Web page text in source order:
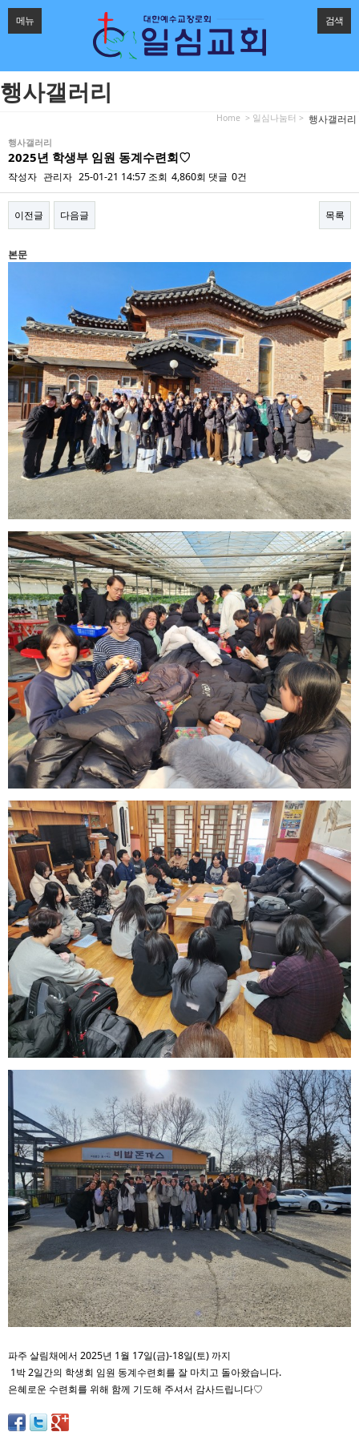
메뉴 검색
행사갤러리
행사갤러리
> 일심나눔터 >
Home
행사갤러리
2025년 학생부 임원 동계수련회♡
작성자 관리자 25-01-21 14:57 조회 4,860회 댓글 0건
이전글 다음글 목록
본문
파주 살림채에서 2025년 1월 17일(금)-18일(토) 까지
1박 2일간의 학생회 임원 동계수련회를 잘 마치고 돌아왔습니다.
은혜로운 수련회를 위해 함께 기도해 주셔서 감사드립니다♡